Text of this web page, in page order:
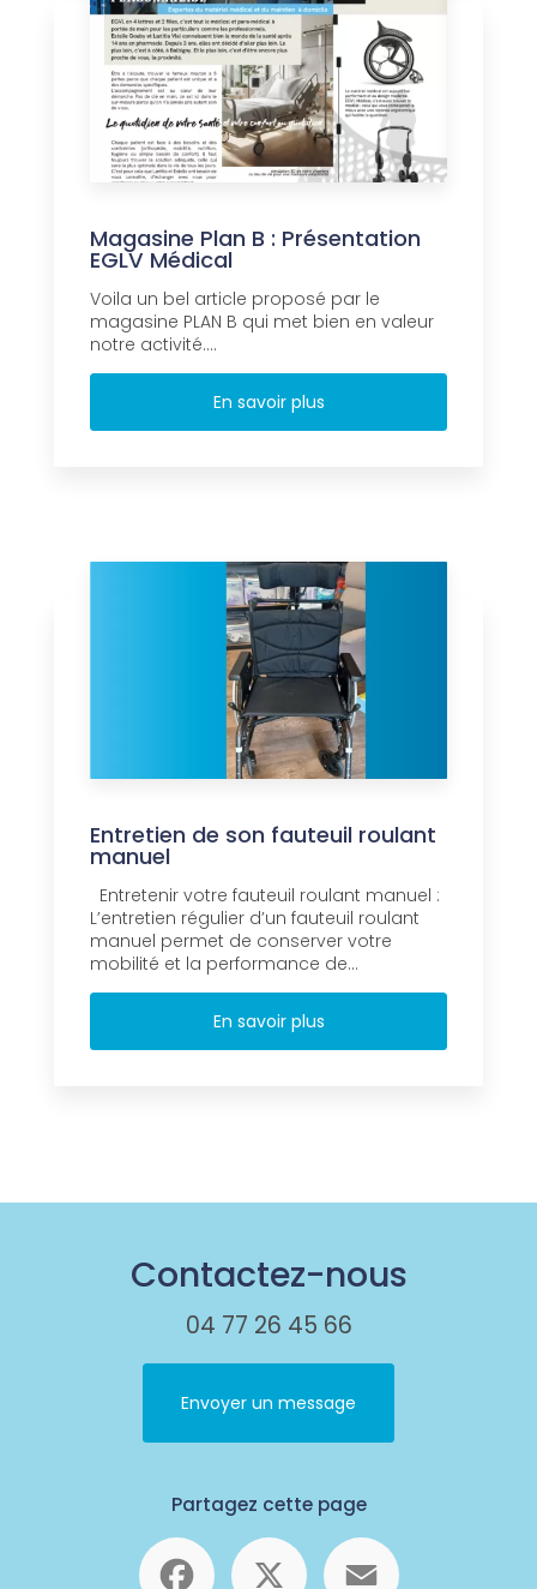
Magasine Plan B : Présentation
EGLV Médical
Voila un bel article proposé par le
magasine PLAN B qui met bien en valeur
notre activité....
En savoir plus
Entretien de son fauteuil roulant
manuel
Entretenir votre fauteuil roulant manuel :
L’entretien régulier d’un fauteuil roulant
manuel permet de conserver votre
mobilité et la performance de...
En savoir plus
Contactez-nous
04 77 26 45 66
Envoyer un message
Partagez cette page
Facebook